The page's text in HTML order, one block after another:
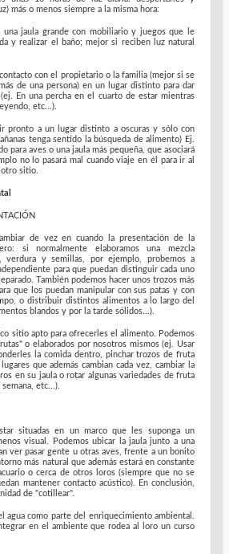
más o menos siempre a la misma hora:
una jaula grande con mobiliario y juegos que le
y realizar el baño; mejor si reciben luz natural
con el propietario o la familia (mejor si se
de una persona) en un lugar distinto para dar
En una percha en el cuarto de estar mientras
etc...).
pronto a un lugar distinto a oscuras y sólo con
tenga sentido la búsqueda de alimento) Ej.
para aves o una jaula más pequeña, que asociará
no lo pasará mal cuando viaje en él para ir al
sitio.
de vez en cuando la presentación de la
si normalmente elaboramos una mezcla
verdura y semillas, por ejemplo, probemos a
para que puedan distinguir cada uno
También podemos hacer unos trozos más
que los puedan manipular con sus patas y con
o distribuir distintos alimentos a lo largo del
blandos y por la tarde sólidos...).
sitio apto para ofrecerles el alimento. Podemos
o elaborados por nosotros mismos (ej. Usar
la comida dentro, pinchar trozos de fruta
que además cambian cada vez, cambiar la
en su jaula o rotar algunas variedades de fruta
etc...).
situadas en un marco que les suponga un
visual. Podemos ubicar la jaula junto a una
ver pasar gente u otras aves, frente a un bonito
más natural que además estará en constante
o cerca de otros loros (siempre que no se
mantener contacto acústico). En conclusión,
de "cotillear".
agua como parte del enriquecimiento ambiental.
en el ambiente que rodea al loro un curso